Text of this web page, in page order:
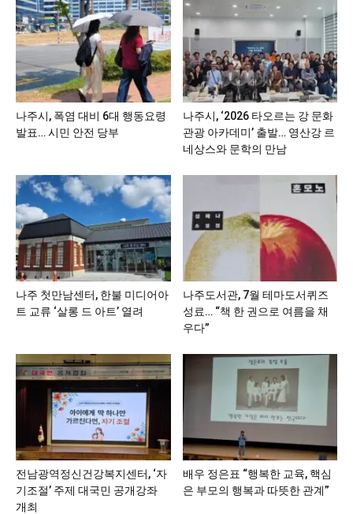
나주시, 폭염 대비 6대 행동요령
발표… 시민 안전 당부
나주시, ‘2026 타오르는 강 문화
관광 아카데미’ 출발… 영산강 르
네상스와 문학의 만남
나주 첫만남센터, 한불 미디어아
트 교류 ‘살롱 드 아트’ 열려
나주도서관, 7월 테마도서퀴즈
성료… “책 한 권으로 여름을 채
우다”
전남광역정신건강복지센터, ‘자
기조절’ 주제 대국민 공개강좌
개최
배우 정은표 “행복한 교육, 핵심
은 부모의 행복과 따뜻한 관계”